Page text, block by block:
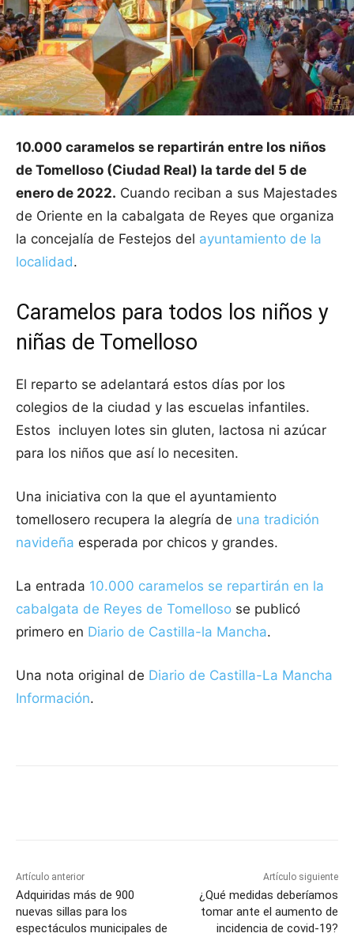
10.000 caramelos se repartirán entre los niños
de Tomelloso (Ciudad Real) la tarde del 5 de
enero de 2022. Cuando reciban a sus Majestades
de Oriente en la cabalgata de Reyes que organiza
la concejalía de Festejos del ayuntamiento de la
localidad.
Caramelos para todos los niños y
niñas de Tomelloso
El reparto se adelantará estos días por los
colegios de la ciudad y las escuelas infantiles.
Estos incluyen lotes sin gluten, lactosa ni azúcar
para los niños que así lo necesiten.
Una iniciativa con la que el ayuntamiento
tomellosero recupera la alegría de una tradición
navideña esperada por chicos y grandes.
La entrada 10.000 caramelos se repartirán en la
cabalgata de Reyes de Tomelloso se publicó
primero en Diario de Castilla-la Mancha.
Una nota original de Diario de Castilla-La Mancha
Información.
Artículo anterior
Adquiridas más de 900
nuevas sillas para los
espectáculos municipales de
Artículo siguiente
¿Qué medidas deberíamos
tomar ante el aumento de
incidencia de covid-19?